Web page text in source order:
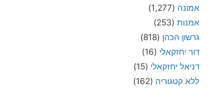
אמונה (1,277)
אמנות (253)
גרשון הכהן (818)
דור יחזקאלי (16)
דניאל יחזקאלי (15)
ללא קטגוריה (162)